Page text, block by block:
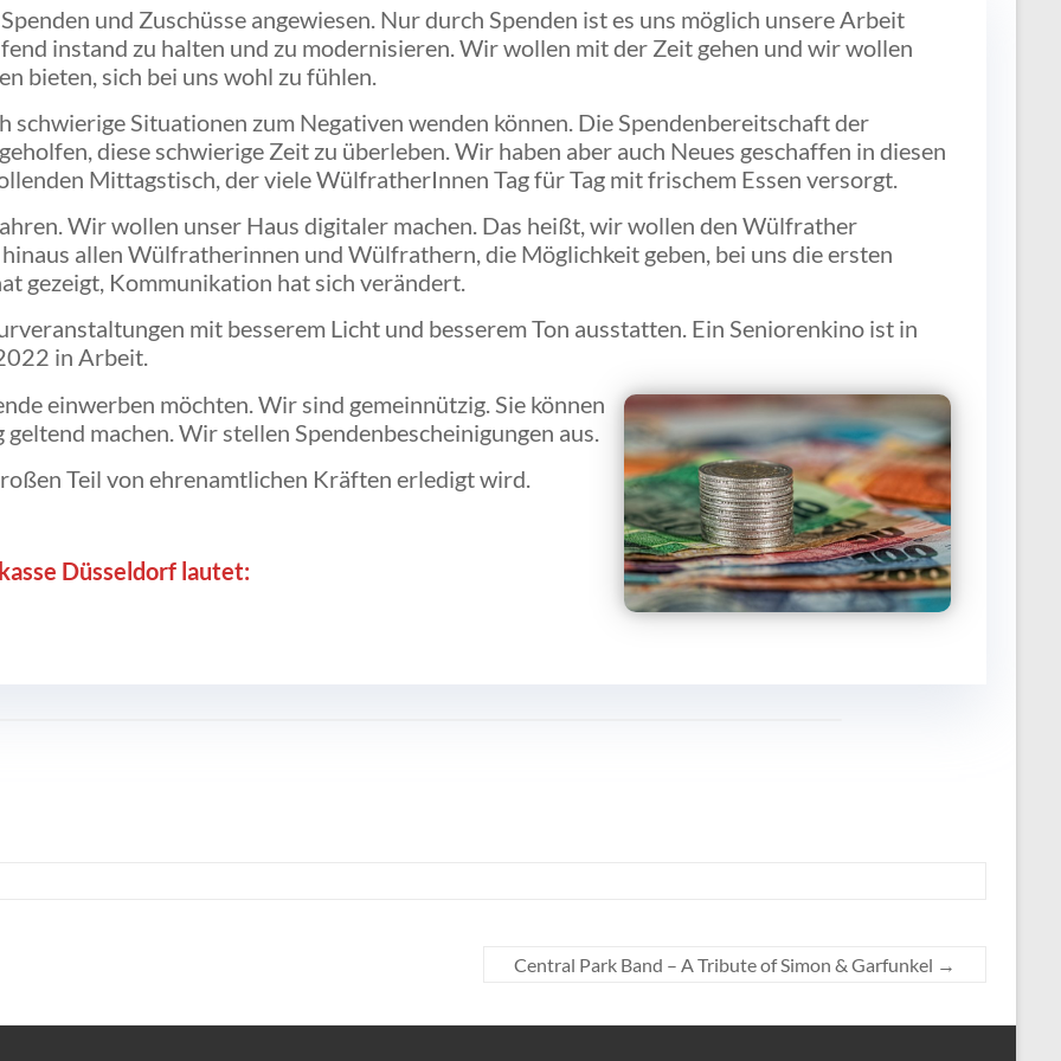
und Zuschüsse angewiesen. Nur durch Spenden ist es uns möglich unsere Arbeit
instand zu halten und zu modernisieren. Wir wollen mit der Zeit gehen und wir wollen
bieten, sich bei uns wohl zu fühlen.
schwierige Situationen zum Negativen wenden können. Die Spendenbereitschaft der
diese schwierige Zeit zu überleben. Wir haben aber auch Neues geschaffen in diesen
Mittagstisch, der viele WülfratherInnen Tag für Tag mit frischem Essen versorgt.
Wir wollen unser Haus digitaler machen. Das heißt, wir wollen den Wülfrather
allen Wülfratherinnen und Wülfrathern, die Möglichkeit geben, bei uns die ersten
gezeigt, Kommunikation hat sich verändert.
mit besserem Licht und besserem Ton ausstatten. Ein Seniorenkino ist in
in Arbeit.
einwerben möchten. Wir sind gemeinnützig. Sie können
machen. Wir stellen Spendenbescheinigungen aus.
Teil von ehrenamtlichen Kräften erledigt wird.
Düsseldorf lautet:
Central Park Band – A Tribute of Simon & Garfunkel →